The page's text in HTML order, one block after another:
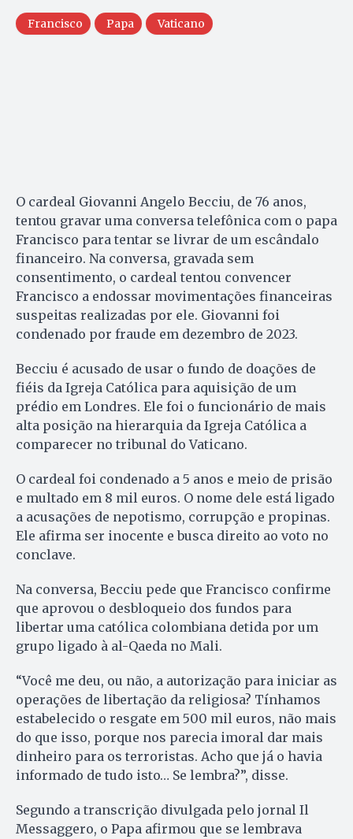
Francisco Papa Vaticano
O cardeal Giovanni Angelo Becciu, de 76 anos,
tentou gravar uma conversa telefônica com o papa
Francisco para tentar se livrar de um escândalo
financeiro. Na conversa, gravada sem
consentimento, o cardeal tentou convencer
Francisco a endossar movimentações financeiras
suspeitas realizadas por ele. Giovanni foi
condenado por fraude em dezembro de 2023.
Becciu é acusado de usar o fundo de doações de
fiéis da Igreja Católica para aquisição de um
prédio em Londres. Ele foi o funcionário de mais
alta posição na hierarquia da Igreja Católica a
comparecer no tribunal do Vaticano.
O cardeal foi condenado a 5 anos e meio de prisão
e multado em 8 mil euros. O nome dele está ligado
a acusações de nepotismo, corrupção e propinas.
Ele afirma ser inocente e busca direito ao voto no
conclave.
Na conversa, Becciu pede que Francisco confirme
que aprovou o desbloqueio dos fundos para
libertar uma católica colombiana detida por um
grupo ligado à al-Qaeda no Mali.
“Você me deu, ou não, a autorização para iniciar as
operações de libertação da religiosa? Tínhamos
estabelecido o resgate em 500 mil euros, não mais
do que isso, porque nos parecia imoral dar mais
dinheiro para os terroristas. Acho que já o havia
informado de tudo isto… Se lembra?”, disse.
Segundo a transcrição divulgada pelo jornal Il
Messaggero, o Papa afirmou que se lembrava